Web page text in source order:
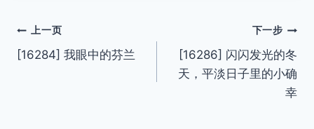
文
章
上一页
[16284] 我眼中的芬兰
下一步
[16286] 闪闪发光的冬
天，平淡日子里的小确
幸